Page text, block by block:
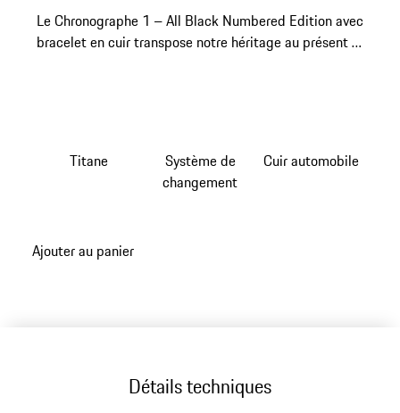
Le Chronographe 1 – All Black Numbered Edition avec
bracelet en cuir transpose notre héritage au présent et
Titane
Système de
changement
Cuir automobile
Ajouter au panier
Détails techniques